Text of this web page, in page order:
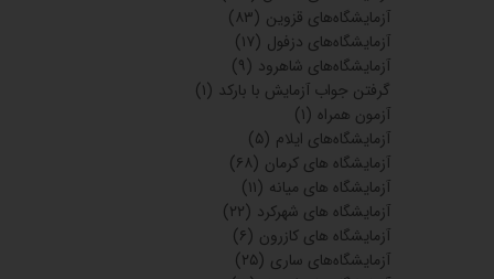
آزمایشگاه‌های قزوین (۸۳)
آزمایشگاه‌های دزفول (۱۷)
آزمایشگاه‌های شاهرود (۹)
گرفتن جواب آزمایش با بارکد (۱)
آزمون همراه (۱)
آزمایشگاه‌های ایلام (۵)
آزمایشگاه های کرمان (۶۸)
آزمایشگاه های میانه (۱۱)
آزمایشگاه های شهرکرد (۲۲)
آزمایشگاه های کازرون (۶)
آزمایشگاه‌های ساری (۲۵)